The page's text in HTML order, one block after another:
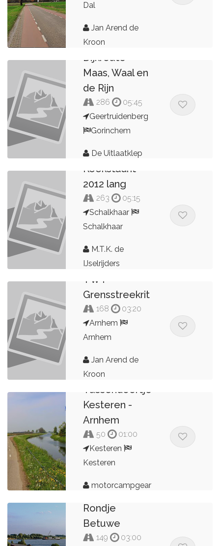
Dal
Jan Arend de
Kroon
Dijkroute
Maas, Waal en
de Rijn
286
05:45
Geertruidenberg
Gorinchem
De Uitlaatklep
Koekstadrit
2012 lang
263
05:15
Schalkhaar
Schalkhaar
M.T.K. de
IJselrijders
TWT
Grensstreekrit
168
03:20
Arnhem
Arnhem
Jan Arend de
Kroon
Tussendoortje
Kesteren -
Arnhem
50
01:00
Kesteren
Kesteren
motorcampgear
Rondje
Betuwe
149
03:00